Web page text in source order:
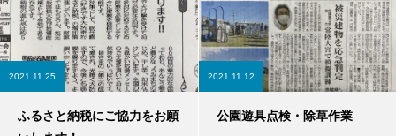
2021.11.25
ふるさと納税にご協力をお願
2021.11.12
公園遊具点検・除草作業